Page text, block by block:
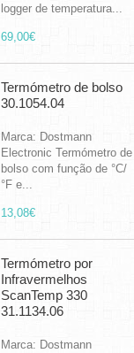
logger de temperatura...
69,00€
Termómetro de bolso
30.1054.04
Marca: Dostmann
Electronic Termómetro de
bolso com função de °C/
°F e...
13,08€
Termómetro por
Infravermelhos
ScanTemp 330
31.1134.06
Marca: Dostmann